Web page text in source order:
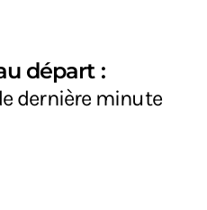
départ :
dernière minute